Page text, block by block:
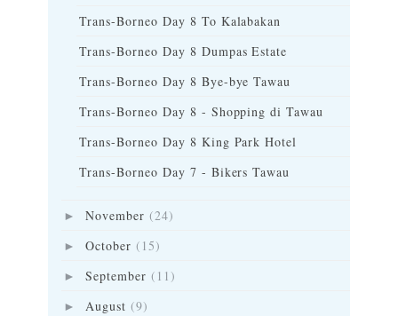
Trans-Borneo Day 8 To Kalabakan
Trans-Borneo Day 8 Dumpas Estate
Trans-Borneo Day 8 Bye-bye Tawau
Trans-Borneo Day 8 - Shopping di Tawau
Trans-Borneo Day 8 King Park Hotel
Trans-Borneo Day 7 - Bikers Tawau
► November (24)
► October (15)
► September (11)
► August (9)